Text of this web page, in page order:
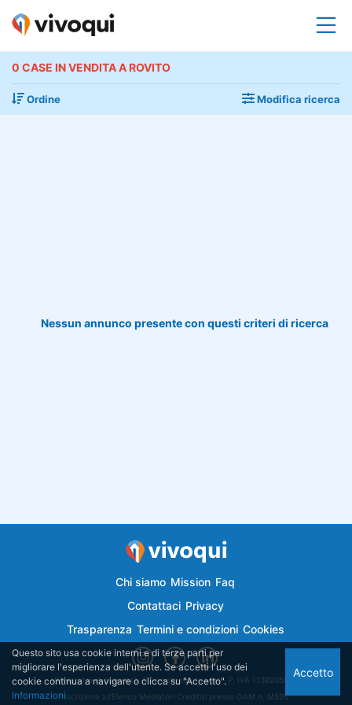
0 CASE IN VENDITA A ROVITO
Ordine Modifica ricerca
Nessun annunco presente con questi criteri di ricerca
Chi siamo Mission Faq
Contattaci Privacy
Trasparenza Termini e condizioni Cookies
Vivoqui.it è di proprietà di Semplicemutuo Srl - P. IVA 11382050018
Iscrizione all'Elenco Mediatori Creditizi presso OAM n. M526
Questo sito usa cookie interni e di terze parti per
migliorare l'esperienza dell'utente. Se accetti l'uso dei
cookie continua a navigare o clicca su "Accetto".
Informazioni
Accetto